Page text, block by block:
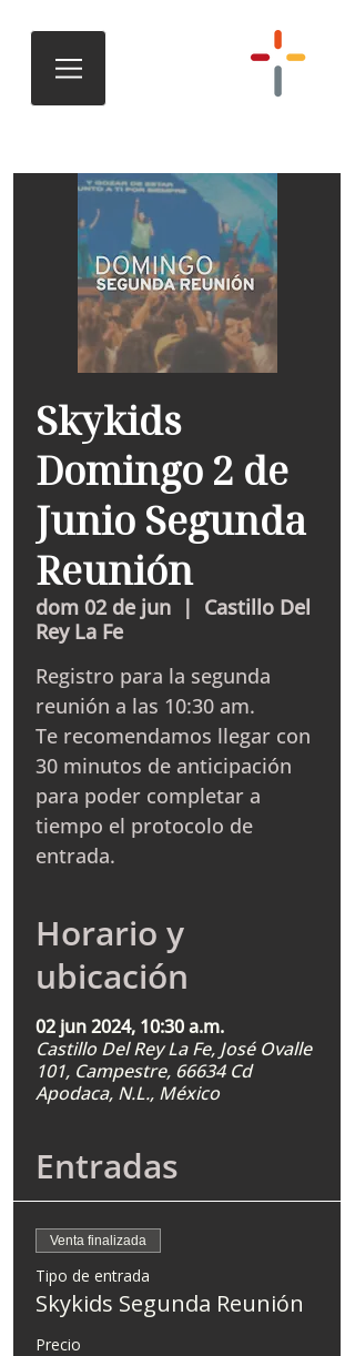
Skykids
Domingo 2 de
Junio Segunda
Reunión
dom 02 de jun
  |
Castillo Del
Rey La Fe
Registro para la segunda
reunión a las 10:30 am.
Te recomendamos llegar con
30 minutos de anticipación
para poder completar a
tiempo el protocolo de
entrada.
Horario y
ubicación
02 jun 2024, 10:30 a.m.
Castillo Del Rey La Fe, José Ovalle
101, Campestre, 66634 Cd
Apodaca, N.L., México
Entradas
Venta finalizada
Tipo de entrada
Skykids Segunda Reunión
Precio